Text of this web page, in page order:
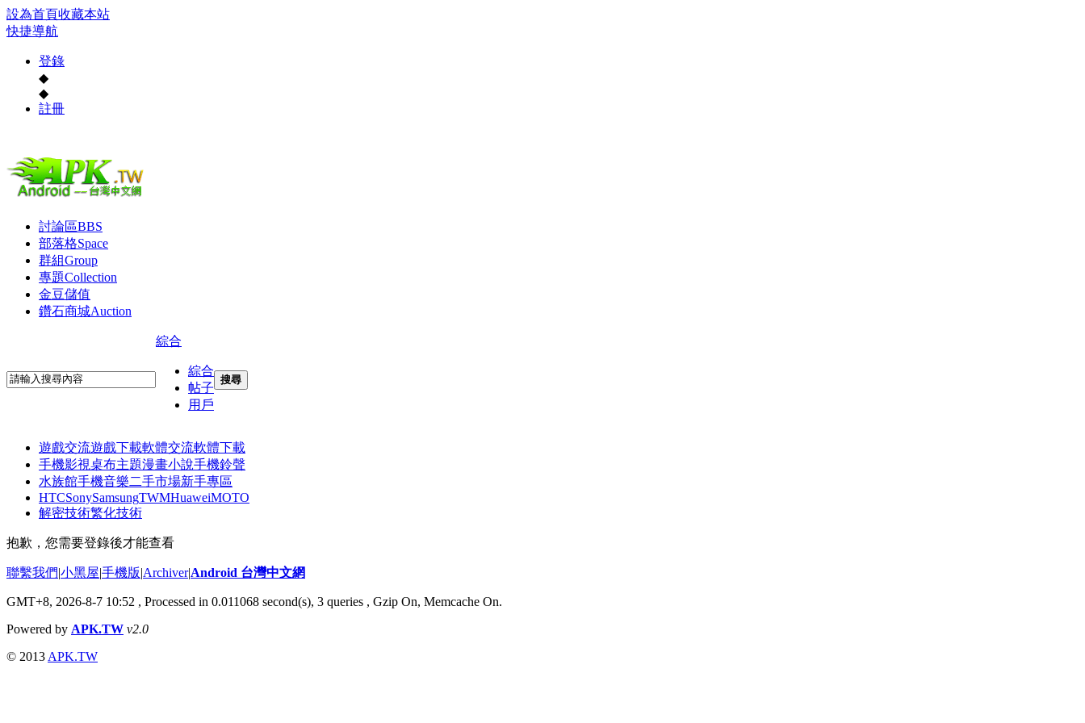
設為首頁收藏本站
快捷導航
登錄
◆
◆
註冊
討論區BBS
部落格Space
群組Group
專題Collection
金豆儲值
鑽石商城Auction
綜合
綜合
帖子
用戶
搜尋
遊戲交流遊戲下載軟體交流軟體下載
手機影視桌布主題漫畫小說手機鈴聲
水族館手機音樂二手市場新手專區
HTCSonySamsungTWMHuaweiMOTO
解密技術繁化技術
抱歉，您需要登錄後才能查看
聯繫我們|小黑屋|手機版|Archiver|Android 台灣中文網
GMT+8, 2026-8-7 10:52 , Processed in 0.011068 second(s), 3 queries , Gzip On, Memcache On.
Powered by APK.TW v2.0
© 2013 APK.TW